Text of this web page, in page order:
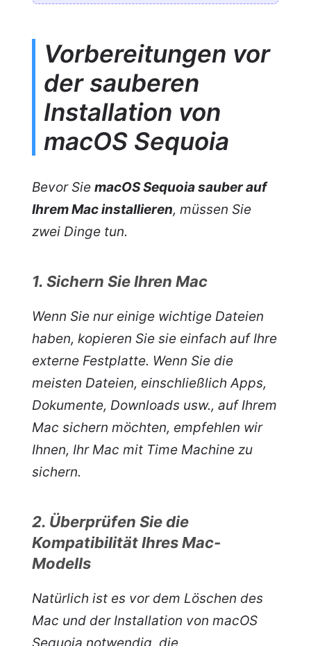
Vorbereitungen vor
der sauberen
Installation von
macOS Sequoia
Bevor Sie macOS Sequoia sauber auf
Ihrem Mac installieren, müssen Sie
zwei Dinge tun.
1. Sichern Sie Ihren Mac
Wenn Sie nur einige wichtige Dateien
haben, kopieren Sie sie einfach auf Ihre
externe Festplatte. Wenn Sie die
meisten Dateien, einschließlich Apps,
Dokumente, Downloads usw., auf Ihrem
Mac sichern möchten, empfehlen wir
Ihnen, Ihr Mac mit Time Machine zu
sichern.
2. Überprüfen Sie die
Kompatibilität Ihres Mac-
Modells
Natürlich ist es vor dem Löschen des
Mac und der Installation von macOS